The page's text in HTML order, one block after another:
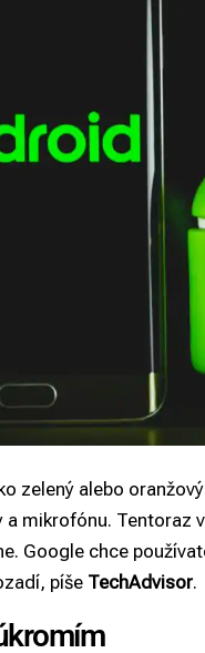
zelený alebo
a mikrofónu. Tentoraz
Google chce
píše TechAdvisor.